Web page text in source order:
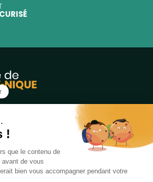
dans la vente de table de
air, est principalement adressée
entreprises privées et publiques et au
04 86 84 05 81